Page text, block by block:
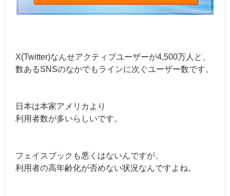
X(Twitter)なんせアクティブユーザーが4,500万人と、
数あるSNSのなかでもラインに次ぐユーザー数です。
日本は本家アメリカより
利用者数が多いらしいです。
フェイスブックも悪くはないんですが、
利用者の高年齢化が否めない状況なんですよね。